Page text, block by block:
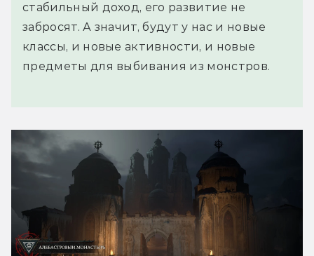
стабильный доход, его развитие не
забросят. А значит, будут у нас и новые
классы, и новые активности, и новые
предметы для выбивания из монстров.